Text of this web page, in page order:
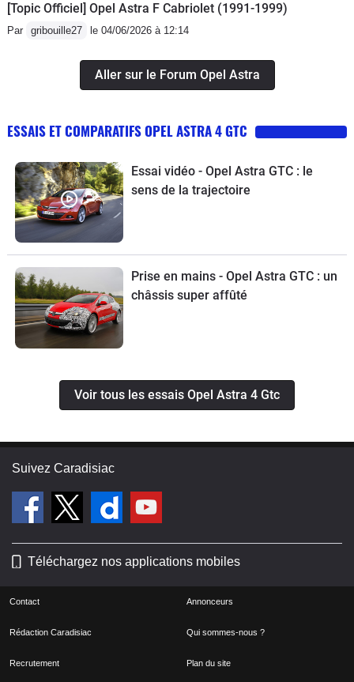
[Topic Officiel] Opel Astra F Cabriolet (1991-1999)
Par gribouille27 le 04/06/2026 à 12:14
Aller sur le Forum Opel Astra
ESSAIS ET COMPARATIFS OPEL ASTRA 4 GTC
Essai vidéo - Opel Astra GTC : le
sens de la trajectoire
Prise en mains - Opel Astra GTC : un
châssis super affûté
Voir tous les essais Opel Astra 4 Gtc
Suivez Caradisiac
Téléchargez nos applications mobiles
Contact Annonceurs
Rédaction Caradisiac Qui sommes-nous ?
Recrutement Plan du site